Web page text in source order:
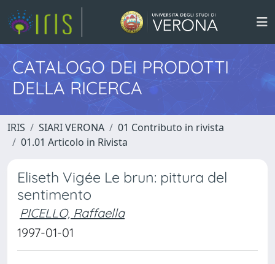
CATALOGO DEI PRODOTTI
DELLA RICERCA
IRIS SIARI VERONA
01 Contributo in rivista
01.01 Articolo in Rivista
Eliseth Vigée Le brun: pittura del
sentimento
PICELLO, Raffaella
1997-01-01